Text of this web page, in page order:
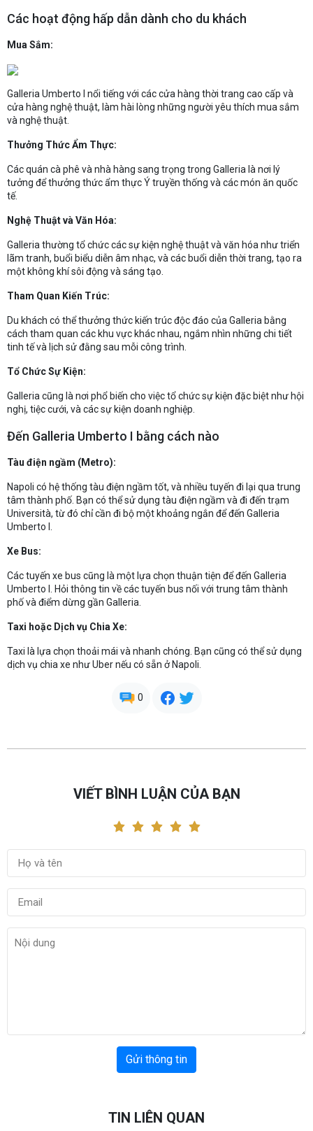
Các hoạt động hấp dẫn dành cho du khách
Mua Sắm:
Galleria Umberto I nổi tiếng với các cửa hàng thời trang cao cấp và
cửa hàng nghệ thuật, làm hài lòng những người yêu thích mua sắm
và nghệ thuật.
Thưởng Thức Ẩm Thực:
Các quán cà phê và nhà hàng sang trọng trong Galleria là nơi lý
tưởng để thưởng thức ẩm thực Ý truyền thống và các món ăn quốc
tế.
Nghệ Thuật và Văn Hóa:
Galleria thường tổ chức các sự kiện nghệ thuật và văn hóa như triển
lãm tranh, buổi biểu diễn âm nhạc, và các buổi diễn thời trang, tạo ra
một không khí sôi động và sáng tạo.
Tham Quan Kiến Trúc:
Du khách có thể thưởng thức kiến trúc độc đáo của Galleria bằng
cách tham quan các khu vực khác nhau, ngắm nhìn những chi tiết
tinh tế và lịch sử đằng sau mỗi công trình.
Tổ Chức Sự Kiện:
Galleria cũng là nơi phổ biến cho việc tổ chức sự kiện đặc biệt như hội
nghị, tiệc cưới, và các sự kiện doanh nghiệp.
Đến Galleria Umberto I bằng cách nào
Tàu điện ngầm (Metro):
Napoli có hệ thống tàu điện ngầm tốt, và nhiều tuyến đi lại qua trung
tâm thành phố. Bạn có thể sử dụng tàu điện ngầm và đi đến trạm
Università, từ đó chỉ cần đi bộ một khoảng ngắn để đến Galleria
Umberto I.
Xe Bus:
Các tuyến xe bus cũng là một lựa chọn thuận tiện để đến Galleria
Umberto I. Hỏi thông tin về các tuyến bus nối với trung tâm thành
phố và điểm dừng gần Galleria.
Taxi hoặc Dịch vụ Chia Xe:
Taxi là lựa chọn thoải mái và nhanh chóng. Bạn cũng có thể sử dụng
dịch vụ chia xe như Uber nếu có sẵn ở Napoli.
0
VIẾT BÌNH LUẬN CỦA BẠN
Gửi thông tin
TIN LIÊN QUAN